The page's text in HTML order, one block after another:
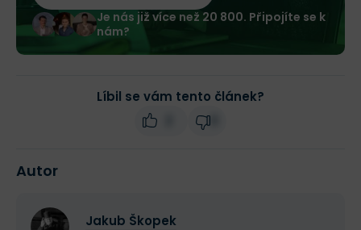
Je nás již více než 20 800. Připojíte se k
nám?
Líbil se vám tento článek?
Autor
Jakub Škopek